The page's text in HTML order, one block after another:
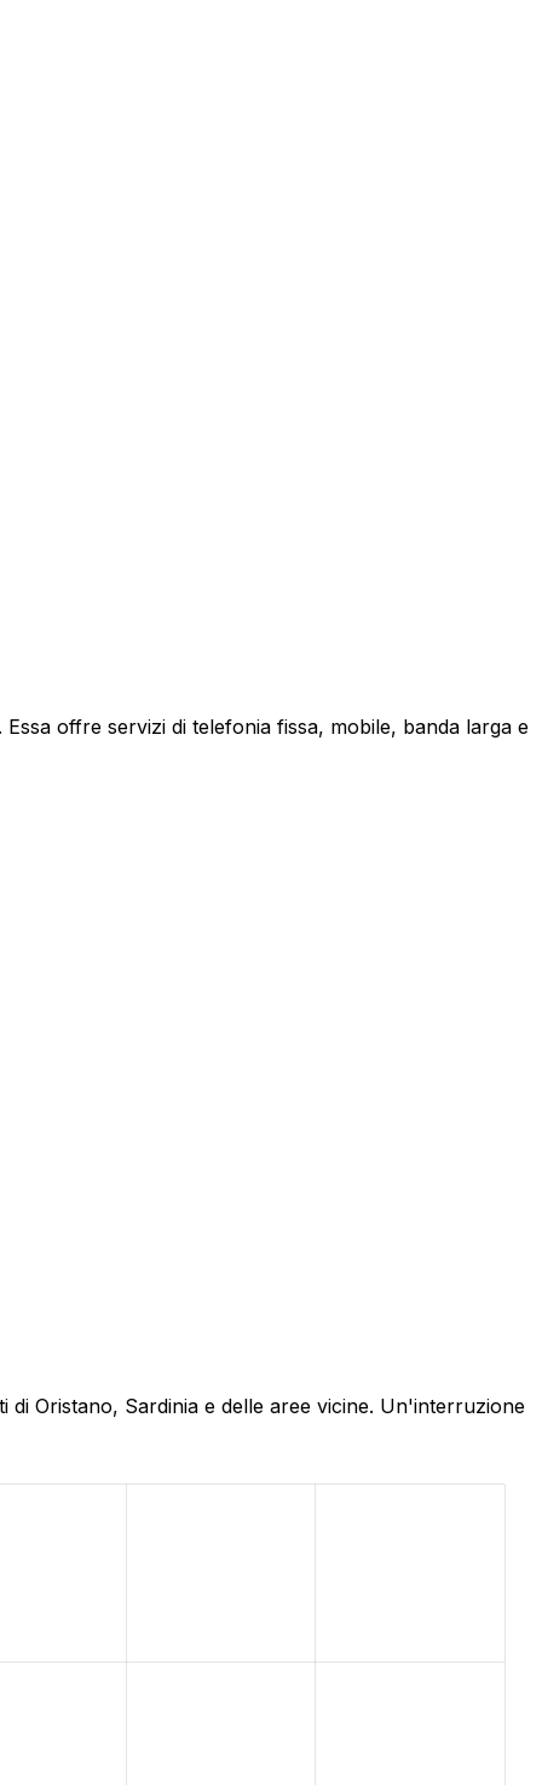
offre servizi di telefonia fissa, mobile, banda larga e
Oristano, Sardinia e delle aree vicine. Un'interruzione